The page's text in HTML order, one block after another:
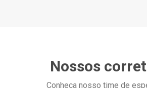
Nossos
Conheça nosso time de